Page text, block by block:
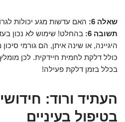
שאלה 6:
האם עדשות מגע יכולות
תשובה 6:
בהחלט! שימוש לא נכון
היגיינה, או שינה איתן, הם גורמי
כולל דלקת לחמית חיידקית. לכן
בכלל בזמן דלקת פעילה!
העתיד ורוד:
בטיפול בעיניים